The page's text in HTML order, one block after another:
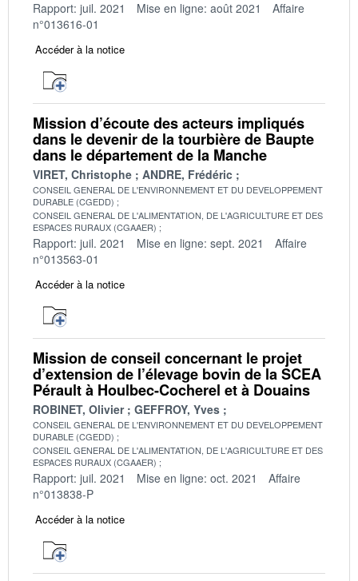
Rapport: juil. 2021 Mise en ligne: août 2021
Affaire
n°013616-01
Accéder à la notice
Mission d’écoute des acteurs impliqués
dans le devenir de la tourbière de Baupte
dans le département de la Manche
VIRET, Christophe ANDRE, Frédéric
CONSEIL GENERAL DE L'ENVIRONNEMENT ET DU DEVELOPPEMENT
DURABLE (CGEDD)
CONSEIL GENERAL DE L'ALIMENTATION, DE L'AGRICULTURE ET DES
ESPACES RURAUX (CGAAER)
Rapport: juil. 2021 Mise en ligne: sept. 2021
Affaire
n°013563-01
Accéder à la notice
Mission de conseil concernant le projet
d’extension de l’élevage bovin de la SCEA
Pérault à Houlbec-Cocherel et à Douains
ROBINET, Olivier GEFFROY, Yves
CONSEIL GENERAL DE L'ENVIRONNEMENT ET DU DEVELOPPEMENT
DURABLE (CGEDD)
CONSEIL GENERAL DE L'ALIMENTATION, DE L'AGRICULTURE ET DES
ESPACES RURAUX (CGAAER)
Rapport: juil. 2021 Mise en ligne: oct. 2021
Affaire
n°013838-P
Accéder à la notice